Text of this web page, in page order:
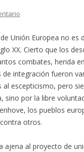
Unión Europea no es
XX. Cierto que los
combates, herida
de integración fueron
al escepticismo, pero
sino por la libre
los pueblos
otros.
ajena al proyecto de